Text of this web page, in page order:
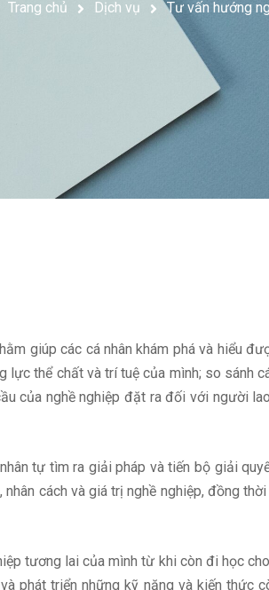
Trang chủ Dịch vụ Tư vấn hướng
giúp các cá nhân khám phá và hiểu
lực thể chất và trí tuệ của mình; so sánh
của nghề nghiệp đặt ra đối với người
tự tìm ra giải pháp và tiến bộ giải
cách và giá trị nghề nghiệp, đồng
tương lai của mình từ khi còn đi học
phát triển những kỹ năng và kiến ​​thức